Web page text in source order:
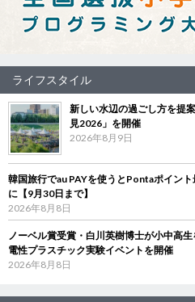
ライフスタイル
新しい水辺の過ごし方を提
見2026」を開催
2026年8月9日
韓国旅行でau PAYを使うとPontaポイン
に【9月30日まで】
2026年8月8日
ノーベル賞受賞・白川英樹博士が小中高
電性プラスチック実験イベントを開催
2026年8月8日